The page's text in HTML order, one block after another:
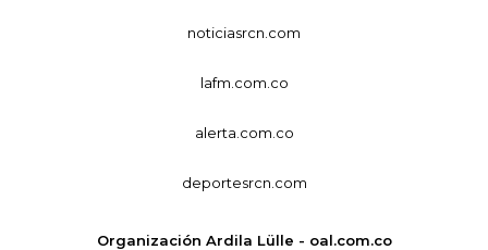
noticiasrcn.com
lafm.com.co
alerta.com.co
deportesrcn.com
Organización Ardila Lülle - oal.com.co